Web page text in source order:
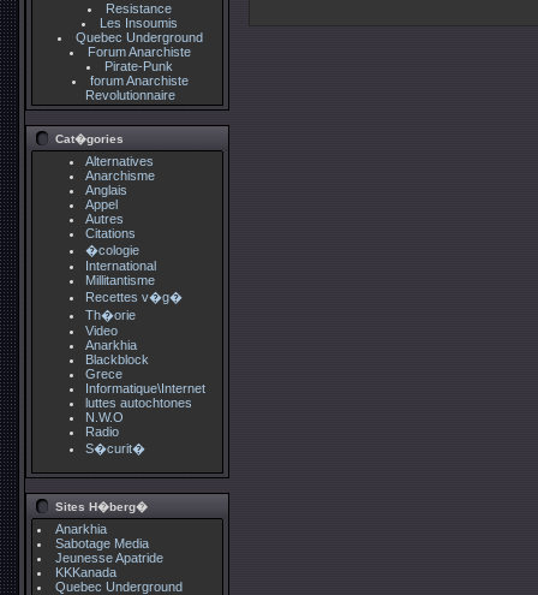
Resistance
Les Insoumis
Quebec Underground
Forum Anarchiste
Pirate-Punk
forum Anarchiste
Revolutionnaire
Cat�gories
Alternatives
Anarchisme
Anglais
Appel
Autres
Citations
�cologie
International
Millitantisme
Recettes v�g�
Th�orie
Video
Anarkhia
Blackblock
Grece
Informatique\Internet
luttes autochtones
N.W.O
Radio
S�curit�
Sites H�berg�
Anarkhia
Sabotage Media
Jeunesse Apatride
KKKanada
Quebec Underground